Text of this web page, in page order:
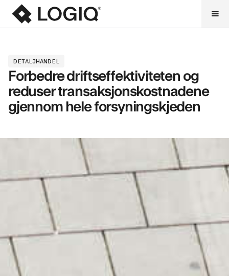
DETALJHANDEL
Forbedre driftseffektiviteten og
reduser transaksjonskostnadene
gjennom hele forsyningskjeden